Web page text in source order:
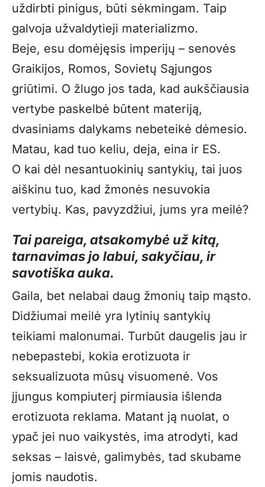
uždirbti pinigus, būti sėkmingam. Taip
galvoja užvaldytieji materializmo.
Beje, esu domėjęsis imperijų – senovės
Graikijos, Romos, Sovietų Sąjungos
griūtimi. O žlugo jos tada, kad aukščiausia
vertybe paskelbė būtent materiją,
dvasiniams dalykams nebeteikė dėmesio.
Matau, kad tuo keliu, deja, eina ir ES.
O kai dėl nesantuokinių santykių, tai juos
aiškinu tuo, kad žmonės nesuvokia
vertybių. Kas, pavyzdžiui, jums yra meilė?
Tai pareiga, atsakomybė už kitą,
tarnavimas jo labui, sakyčiau, ir
savotiška auka.
Gaila, bet nelabai daug žmonių taip mąsto.
Didžiumai meilė yra lytinių santykių
teikiami malonumai. Turbūt daugelis jau ir
nebepastebi, kokia erotizuota ir
seksualizuota mūsų visuomenė. Vos
įjungus kompiuterį pirmiausia išlenda
erotizuota reklama. Matant ją nuolat, o
ypač jei nuo vaikystės, ima atrodyti, kad
seksas – laisvė, galimybės, tad skubame
jomis naudotis.